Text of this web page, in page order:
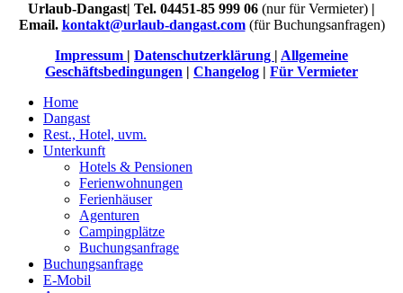
Urlaub-Dangast| Tel. 04451-85 999 06 (nur für Vermieter) |
Email. kontakt@urlaub-dangast.com (für Buchungsanfragen)
Impressum | Datenschutzerklärung | Allgemeine
Geschäftsbedingungen | Changelog | Für Vermieter
Home
Dangast
Rest., Hotel, uvm.
Unterkunft
Hotels & Pensionen
Ferienwohnungen
Ferienhäuser
Agenturen
Campingplätze
Buchungsanfrage
Buchungsanfrage
E-Mobil